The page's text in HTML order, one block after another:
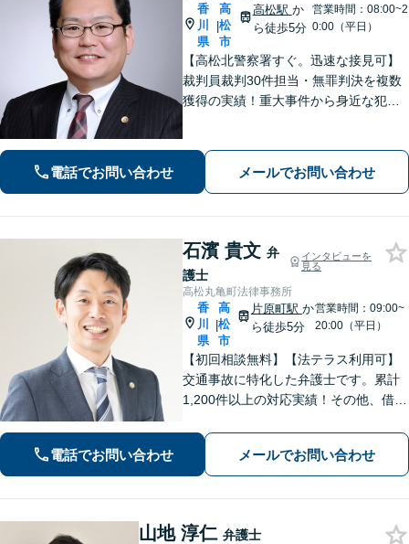
香
川
県
|
高
松
市
高松駅 か
ら徒歩5分
営業時間：08:00~2
0:00（平日）
【高松北警察署すぐ。迅速な接見可】
裁判員裁判30件担当・無罪判決を複数
獲得の実績！重大事件から身近な犯罪
不貞の慰謝料請求に実績あり【電話相
談無料】【初回相談無料（法テラス利
電話でお問い合わせ メールでお問い合わせ
石濱 貴文 弁
護士
インタビューを
見る
高松丸亀町法律事務所
香
川
県
|
高
松
市
片原町駅 か
ら徒歩5分
営業時間：09:00~
20:00（平日）
【初回相談無料】【法テラス利用可】
交通事故に特化した弁護士です。累計
1,200件以上の対応実績！その他、借金
題、インターネット問題など、幅広く
対応します【夜間・休日面談可】【完
全個室】【高松駅10分】
電話でお問い合わせ メールでお問い合わせ
山地 淳仁 弁護士